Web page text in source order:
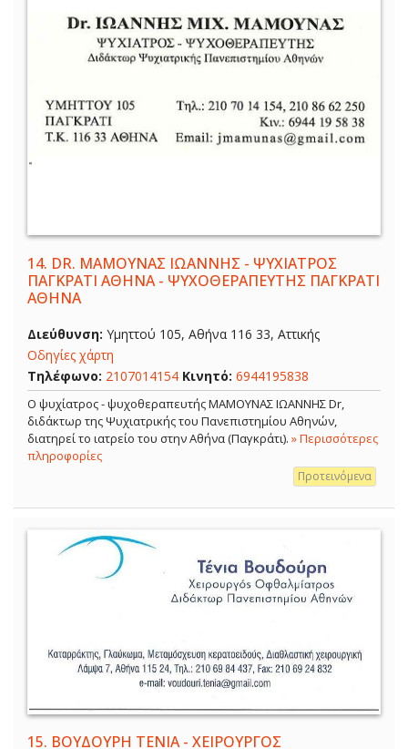
14. DR. ΜΑΜΟΥΝΑΣ ΙΩΑΝΝΗΣ - ΨΥΧΙΑΤΡΟΣ
ΠΑΓΚΡΑΤΙ ΑΘΗΝΑ - ΨΥΧΟΘΕΡΑΠΕΥΤΗΣ ΠΑΓΚΡΑΤΙ
ΑΘΗΝΑ
Διεύθυνση: Υμηττού 105, Αθήνα 116 33, Αττικής
Οδηγίες χάρτη
Τηλέφωνο: 2107014154 Κινητό: 6944195838
Ο ψυχίατρος - ψυχοθεραπευτής ΜΑΜΟΥΝΑΣ ΙΩΑΝΝΗΣ Dr,
διδάκτωρ της Ψυχιατρικής του Πανεπιστημίου Αθηνών,
διατηρεί το ιατρείο του στην Αθήνα (Παγκράτι). » Περισσότερες
πληροφορίες
Προτεινόμενα
15. ΒΟΥΔΟΥΡΗ ΤΕΝΙΑ - ΧΕΙΡΟΥΡΓΟΣ